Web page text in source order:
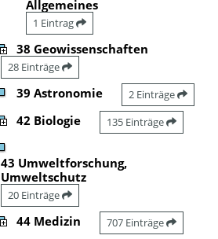
Allgemeines
1 Eintrag
38 Geowissenschaften
28 Einträge
39 Astronomie 2 Einträge
42 Biologie 135 Einträge
43 Umweltforschung,
Umweltschutz
20 Einträge
44 Medizin 707 Einträge